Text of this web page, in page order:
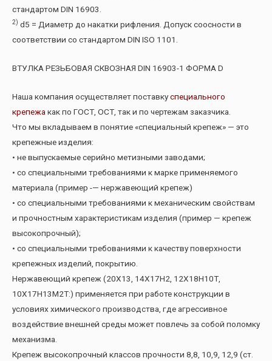
стандартом DIN 16903.
2) d5 = Диаметр до накатки рифления. Допуск соосности в
соответствии со стандартом DIN ISO 1101.
ВТУЛКА РЕЗЬБОВАЯ СКВОЗНАЯ DIN 16903-1 ФОРМА D
Наша компания осуществляет поставкуспециального
крепежа как по ГОСТ, ОСТ, так и по чертежам заказчика.
Что мы вкладываем в понятие «специальный крепеж» — это
крепежные изделия:
• не выпускаемые серийно метизными заводами;
• со специальными требованиями к марке применяемого
материала (пример -— нержавеющий крепеж)
• со специальными требованиями к механическим свойствам
и прочностным характеристикам изделия (пример — крепеж
высокопрочный);
• со специальными требованиями к качеству поверхности
крепежных изделий, покрытию.
Нержавеющий крепеж (20Х13, 14Х17Н2, 12Х18Н10Т,
10Х17Н13М2Т:) применяется при работе конструкции в
условиях химического производства, где агрессивное
воздействие внешней среды может повлечь за собой поломку
механизма.
Крепеж высокопрочный классов прочности 8,8, 10,9, 12,9 (ст.